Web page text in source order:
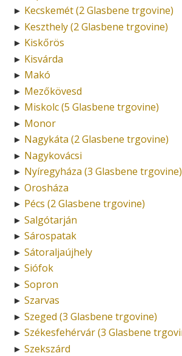
► Kecskemét (2 Glasbene trgovine)
► Keszthely (2 Glasbene trgovine)
► Kiskőrös
► Kisvárda
► Makó
► Mezőkövesd
► Miskolc (5 Glasbene trgovine)
► Monor
► Nagykáta (2 Glasbene trgovine)
► Nagykovácsi
► Nyíregyháza (3 Glasbene trgovine)
► Orosháza
► Pécs (2 Glasbene trgovine)
► Salgótarján
► Sárospatak
► Sátoraljaújhely
► Siófok
► Sopron
► Szarvas
► Szeged (3 Glasbene trgovine)
► Székesfehérvár (3 Glasbene
► Szekszárd